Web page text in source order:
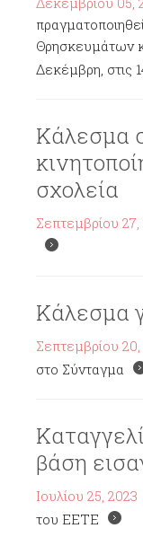
Θρησκευμάτων
Δεκέμβρη, στις
Κάλεσμα
σχολεία
Σεπτεμβρίου 27,
Κάλεσμα
Σεπτεμβρίου
στο Σύνταγμα
βάση
Ιουλίου 25, 2023
του ΕΕΤΕ